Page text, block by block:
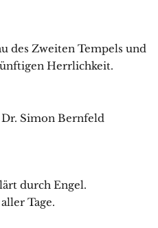
des Zweiten Tempels und
Herrlichkeit.
Simon Bernfeld
durch Engel.
Tage.